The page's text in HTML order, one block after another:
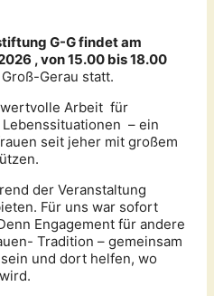
G-G findet am
, von 15.00 bis 18.00
Gerau statt.
Arbeit für
– ein
seit jeher mit großem
der Veranstaltung
Für uns war sofort
Engagement für andere
Tradition – gemeinsam
und dort helfen, wo